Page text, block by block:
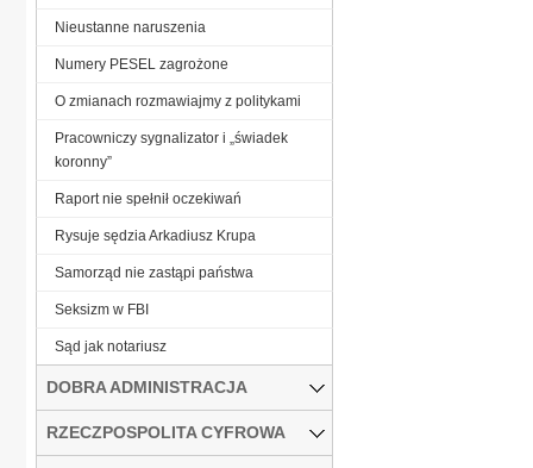
Nieustanne naruszenia
Numery PESEL zagrożone
O zmianach rozmawiajmy z politykami
Pracowniczy sygnalizator i „świadek
koronny”
Raport nie spełnił oczekiwań
Rysuje sędzia Arkadiusz Krupa
Samorząd nie zastąpi państwa
Seksizm w FBI
Sąd jak notariusz
DOBRA ADMINISTRACJA
RZECZPOSPOLITA CYFROWA